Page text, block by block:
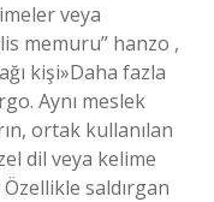
veya
memuru” hanzo ,
kişi»Daha fazla
Aynı meslek
ortak kullanılan
dil veya kelime
Özellikle saldırgan